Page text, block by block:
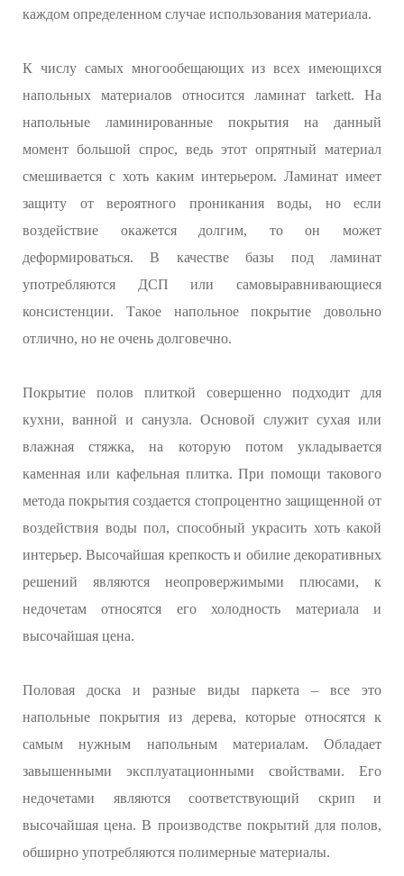
каждом определенном случае использования материала.
К числу самых многообещающих из всех имеющихся
напольных материалов относится ламинат tarkett. На
напольные ламинированные покрытия на данный
момент большой спрос, ведь этот опрятный материал
смешивается с хоть каким интерьером. Ламинат имеет
защиту от вероятного проникания воды, но если
воздействие окажется долгим, то он может
деформироваться. В качестве базы под ламинат
употребляются ДСП или самовыравнивающиеся
консистенции. Такое напольное покрытие довольно
отлично, но не очень долговечно.
Покрытие полов плиткой совершенно подходит для
кухни, ванной и санузла. Основой служит сухая или
влажная стяжка, на которую потом укладывается
каменная или кафельная плитка. При помощи такового
метода покрытия создается стопроцентно защищенной от
воздействия воды пол, способный украсить хоть какой
интерьер. Высочайшая крепкость и обилие декоративных
решений являются неопровержимыми плюсами, к
недочетам относятся его холодность материала и
высочайшая цена.
Половая доска и разные виды паркета – все это
напольные покрытия из дерева, которые относятся к
самым нужным напольным материалам. Обладает
завышенными эксплуатационными свойствами. Его
недочетами являются соответствующий скрип и
высочайшая цена. В производстве покрытий для полов,
обширно употребляются полимерные материалы.